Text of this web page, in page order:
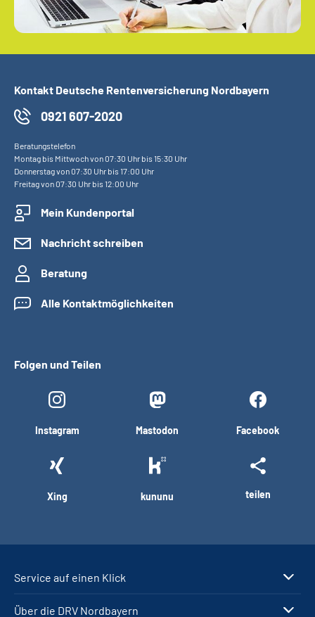
Kontakt Deutsche Rentenversicherung Nordbayern
0921 607-2020
Beratungstelefon
Montag bis Mittwoch von 07:30 Uhr bis 15:30 Uhr
Donnerstag von 07:30 Uhr bis 17:00 Uhr
Freitag von 07:30 Uhr bis 12:00 Uhr
Mein Kundenportal
Nachricht schreiben
Beratung
Alle Kontaktmöglichkeiten
Folgen und Teilen
Instagram Mastodon Facebook
Xing kununu teilen
Service auf einen Klick
Über die DRV Nordbayern